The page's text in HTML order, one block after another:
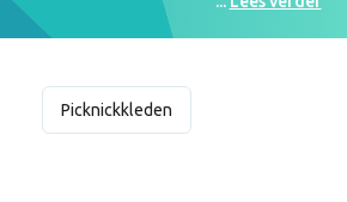
mooi en praktisch zomers geschenk
collega’s. Daarnaast wordt je bedrijf
zijn al te bestellen vanaf (prijs) per stuk bij
meer naar de zomer uit met je
Picknickkleden